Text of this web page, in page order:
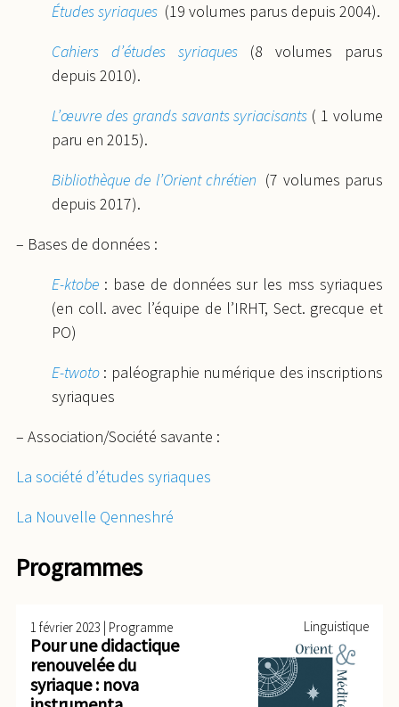
Études syriaques (19 volumes parus depuis 2004).
Cahiers d’études syriaques (8 volumes parus
depuis 2010).
L’œuvre des grands savants syriacisants ( 1 volume
paru en 2015).
Bibliothèque de l’Orient chrétien (7 volumes parus
depuis 2017).
– Bases de données :
E-ktobe : base de données sur les mss syriaques
(en coll. avec l’équipe de l’IRHT, Sect. grecque et
PO)
E-twoto : paléographie numérique des inscriptions
syriaques
– Association/Société savante :
La société d’études syriaques
La Nouvelle Qenneshré
Programmes
1 février 2023 | Programme
Pour une didactique
renouvelée du
syriaque : nova
Linguistique